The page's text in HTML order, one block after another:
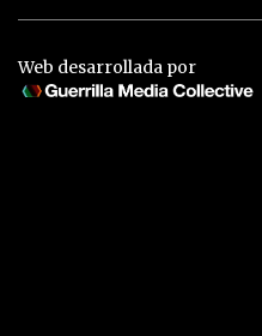
Web desarrollada por